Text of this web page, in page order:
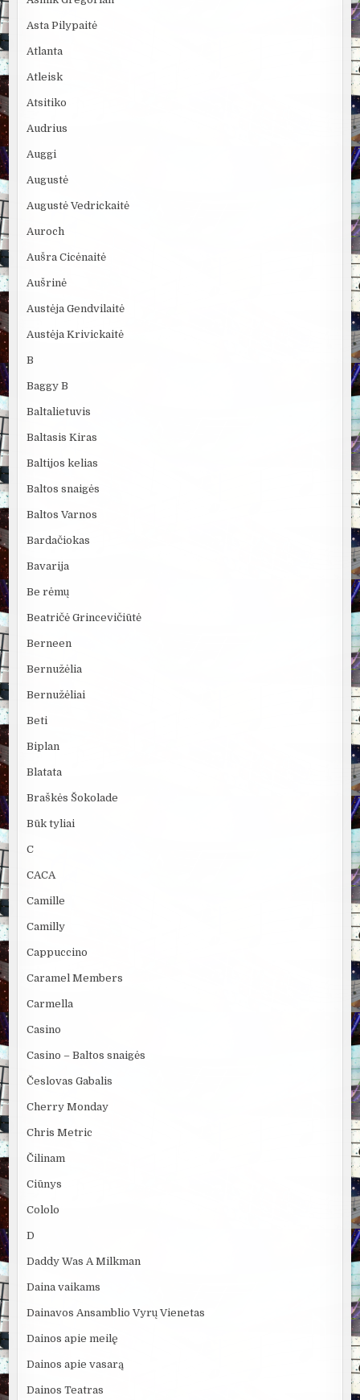
Asta Pilypaitė
Atlanta
Atleisk
Atsitiko
Audrius
Auggi
Augustė
Augustė Vedrickaitė
Auroch
Aušra Cicėnaitė
Aušrinė
Austėja Gendvilaitė
Austėja Krivickaitė
B
Baggy B
Baltalietuvis
Baltasis Kiras
Baltijos kelias
Baltos snaigės
Baltos Varnos
Bardačiokas
Bavarija
Be rėmų
Beatričė Grincevičiūtė
Berneen
Bernužėlia
Bernužėliai
Beti
Biplan
Blatata
Braškės Šokolade
Būk tyliai
C
CACA
Camille
Camilly
Cappuccino
Caramel Members
Carmella
Casino
Casino – Baltos snaigės
Česlovas Gabalis
Cherry Monday
Chris Metric
Čilinam
Ciūnys
Cololo
D
Daddy Was A Milkman
Daina vaikams
Dainavos Ansamblio Vyrų Vienetas
Dainos apie meilę
Dainos apie vasarą
Dainos Teatras